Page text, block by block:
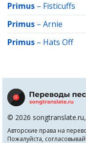
Primus – Fisticuffs
Primus – Arnie
Primus – Hats Off
© 2026
Авторские права на
Пожалуйста,